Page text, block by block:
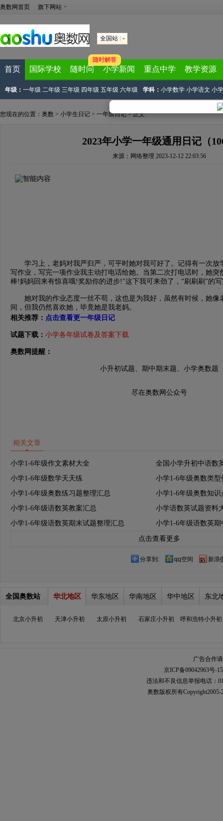
奥数网首页 旗下网站
全国站
首页 国际学校 随时问
随时解答
小学新闻 重点中学 教学资源
年级： 一年级 二年级 三年级 四年级 五年级 六年级 学科： 小学数学 小学语文 小
您现在的位置： 奥数 > 小学生日记 > 一年级日记> 正文
2023年小学一年级通用日记（
来源： 网络整理 2023-12-12 22:03:56
学习上，老妈对我严归严，可平时她对我可好了。记得有一次放
写作业，写完一项作业我主动打电话给她。当第二次打电话时，她突
棒!妈妈回来有惊喜哦!奖励你的进步!"这下我可来劲了，“刷刷刷”的
她对我的作业态度一丝不苟，这也是为我好，虽然有时候，她像
间，但我仍然喜欢她，毕竟她是我老妈。
相关推荐 ： 点击查看更一年级日记
试题下载： 小学各年级试卷及答案下载
奥数网提醒：
小升初试题、期中期末题、小学奥数题
尽在奥数网公众号
相关文章
小学1-6年级作文素材大全
全国小学升初中语数
小学1-6年级数学天天练
小学1-6年级奥数类
小学1-6年级奥数练习题整理汇总
小学1-6年级奥数知识
小学1-6年级语数英教案汇总
小学语数英试题资料
小学1-6年级语数英期末试题整理汇总
小学1-6年级语数英
点击查看更多
分享到: qq空间 新浪
全国奥数站 华北地区 华东地区 华南地区 华中地区 东北
北京小升初 天津小升初 太原小升初 石家庄小升初 呼和浩特小升初
广告合作
京ICP备09042963号-15
违法和不良信息举报电话：
奥数 版权所有Copyright2005-